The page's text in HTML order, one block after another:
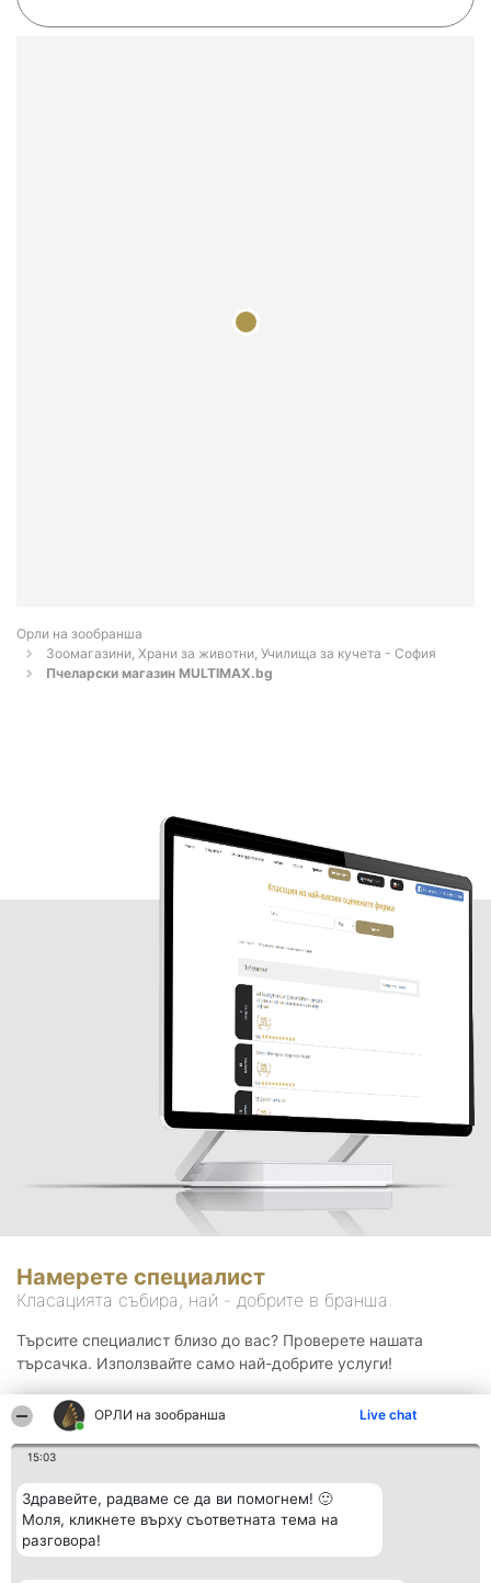
ОРЛИ на зообранша Live chat
15:03
Здравейте, радваме се да ви помогнем! 🙂
Моля, кликнете върху съответната тема на
разговора!
Орли на зообранша
Зоомагазини, Храни за животни, Училища за кучета - София
Пчеларски магазин MULTIMAX.bg
Намерете специалист
Класацията събира, най - добрите в бранша.
Търсите специалист близо до вас? Проверете нашата
търсачка. Използвайте само най-добрите услуги!